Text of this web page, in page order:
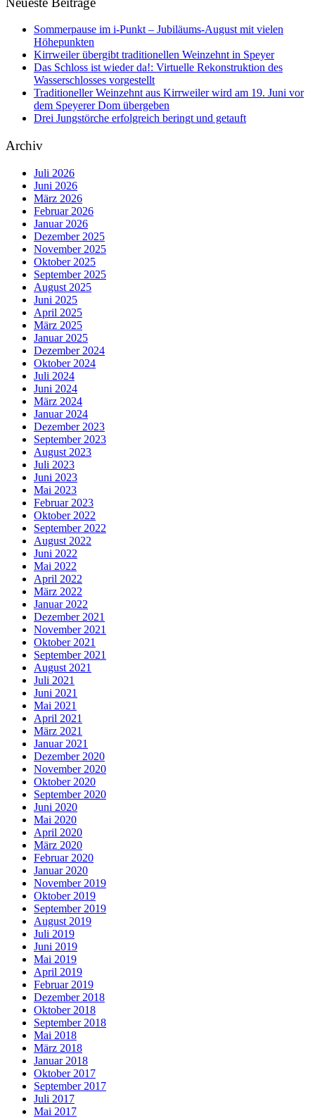
Sommerpause im i-Punkt – Jubiläums-August mit vielen
Höhepunkten
Kirrweiler übergibt traditionellen Weinzehnt in Speyer
Das Schloss ist wieder da!: Virtuelle Rekonstruktion des
Wasserschlosses vorgestellt
Traditioneller Weinzehnt aus Kirrweiler wird am 19. Juni vor
dem Speyerer Dom übergeben
Drei Jungstörche erfolgreich beringt und getauft
Archiv
Juli 2026
Juni 2026
März 2026
Februar 2026
Januar 2026
Dezember 2025
November 2025
Oktober 2025
September 2025
August 2025
Juni 2025
April 2025
März 2025
Januar 2025
Dezember 2024
Oktober 2024
Juli 2024
Juni 2024
März 2024
Januar 2024
Dezember 2023
September 2023
August 2023
Juli 2023
Juni 2023
Mai 2023
Februar 2023
Oktober 2022
September 2022
August 2022
Juni 2022
Mai 2022
April 2022
März 2022
Januar 2022
Dezember 2021
November 2021
Oktober 2021
September 2021
August 2021
Juli 2021
Juni 2021
Mai 2021
April 2021
März 2021
Januar 2021
Dezember 2020
November 2020
Oktober 2020
September 2020
Juni 2020
Mai 2020
April 2020
März 2020
Februar 2020
Januar 2020
November 2019
Oktober 2019
September 2019
August 2019
Juli 2019
Juni 2019
Mai 2019
April 2019
Februar 2019
Dezember 2018
Oktober 2018
September 2018
Mai 2018
März 2018
Januar 2018
Oktober 2017
September 2017
Juli 2017
Mai 2017